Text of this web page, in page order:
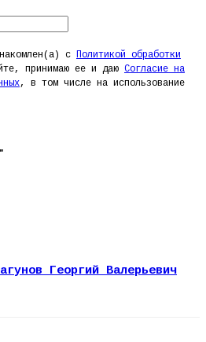
с
Политикой обработки
принимаю ее и даю Согласие на
, в том числе на использование
Георгий Валерьевич